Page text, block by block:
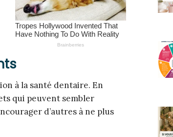
à la santé dentaire. En
qui peuvent sembler
d’autres à ne plus